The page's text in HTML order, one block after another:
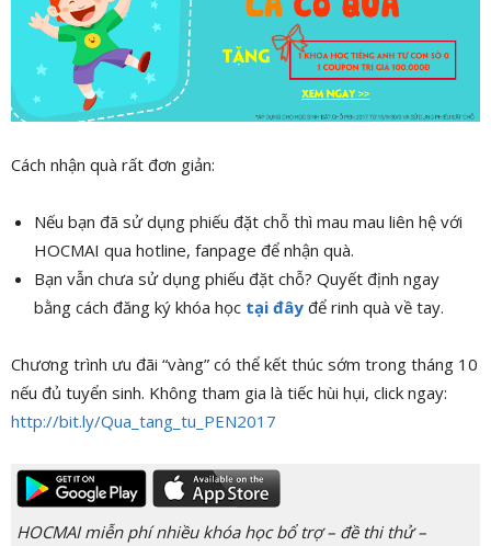
Cách nhận quà rất đơn giản:
Nếu bạn đã sử dụng phiếu đặt chỗ thì mau mau liên hệ với
HOCMAI qua hotline, fanpage để nhận quà.
Bạn vẫn chưa sử dụng phiếu đặt chỗ? Quyết định ngay
bằng cách đăng ký khóa học tại đây để rinh quà về tay.
Chương trình ưu đãi “vàng” có thể kết thúc sớm trong tháng 10
nếu đủ tuyển sinh. Không tham gia là tiếc hùi hụi, click ngay:
http://bit.ly/Qua_tang_tu_PEN2017
HOCMAI miễn phí nhiều khóa học bổ trợ – đề thi thử –